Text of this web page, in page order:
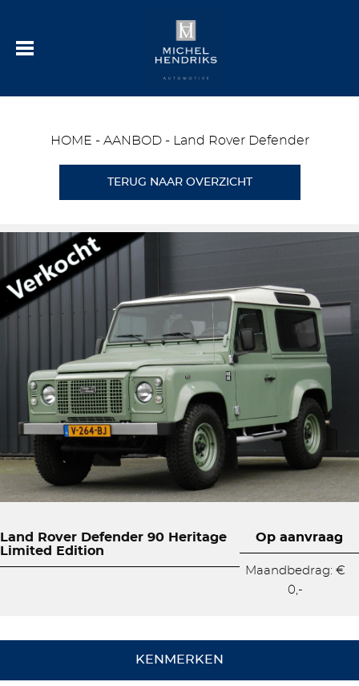
HOME - AANBOD- Land Rover Defender
TERUG NAAR OVERZICHT
Land Rover Defender 90 Heritage
Limited Edition
Op aanvraag
Maandbedrag: €
0,-
KENMERKEN